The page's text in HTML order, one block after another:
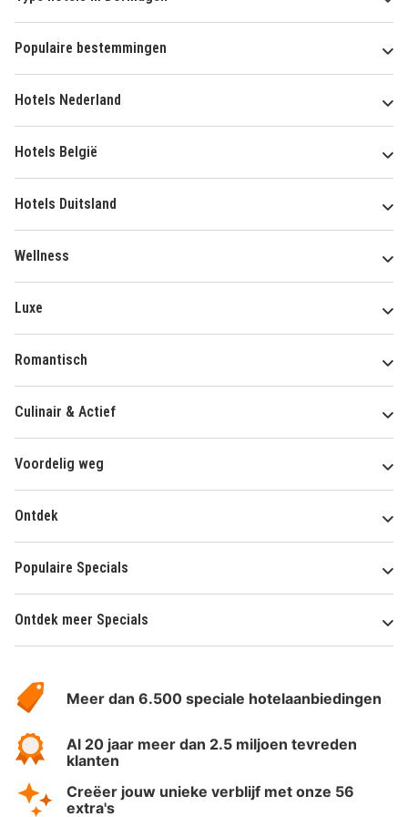
Populaire bestemmingen
Hotels Nederland
Hotels België
Hotels Duitsland
Wellness
Luxe
Romantisch
Culinair & Actief
Voordelig weg
Ontdek
Populaire Specials
Ontdek meer Specials
HotelSpecials
Meer dan 6.500 speciale hotelaanbiedingen
Al 20 jaar meer dan 2.5 miljoen tevreden
klanten
Creëer jouw unieke verblijf met onze 56
extra's